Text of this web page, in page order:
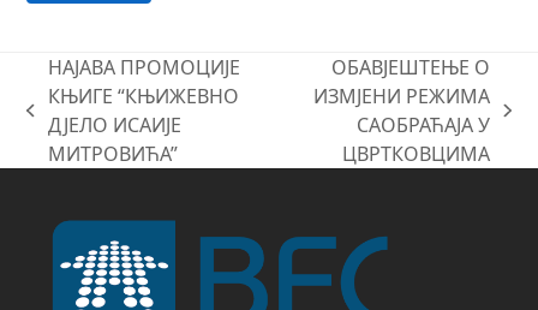
previous
post:
НАЈАВА ПРОМОЦИЈЕ
КЊИГЕ “КЊИЖЕВНО
ДЈЕЛО ИСАИЈЕ
МИТРОВИЋА”
ОБАВЈЕШТЕЊЕ О
ИЗМЈЕНИ РЕЖИМА
САОБРАЋАЈА У
ЦВРТКОВЦИМА